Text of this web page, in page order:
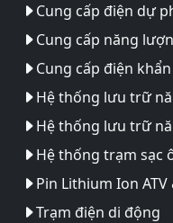
Cung cấp điện dự
Cung cấp năng
Cung cấp điện
Hệ thống lưu trữ
Hệ thống lưu trữ
Hệ thống trạm sạc
Pin Lithium Ion ATV
Trạm điện di động